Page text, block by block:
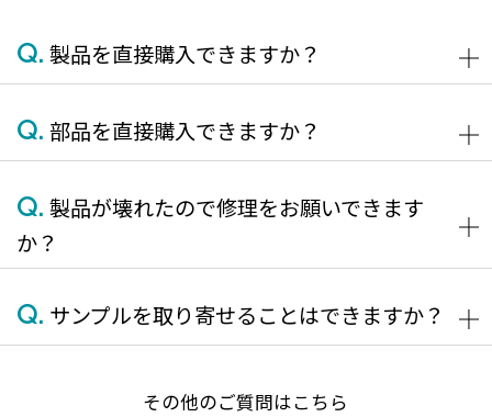
Q.製品を直接購入できますか？
Q. 部品を直接購入できますか？
Q.製品が壊れたので修理をお願いできます
か？
Q. サンプルを取り寄せることはできますか？
その他のご質問はこちら